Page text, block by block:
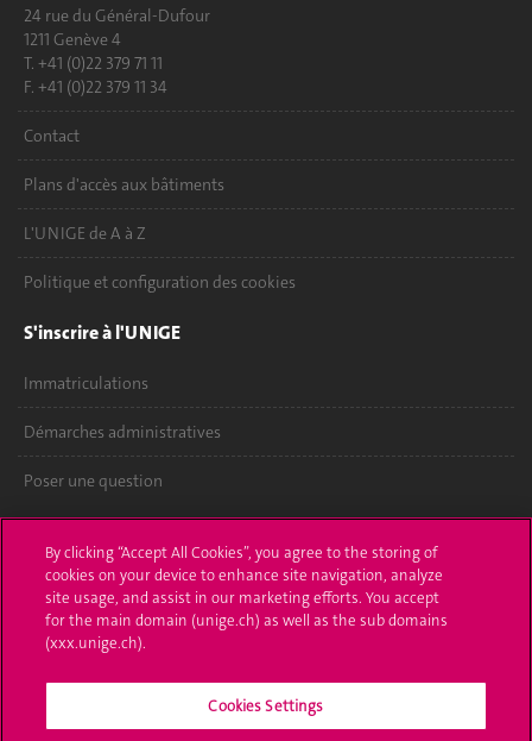
24 rue du Général-Dufour
1211 Genève 4
T. +41 (0)22 379 71 11
F. +41 (0)22 379 11 34
Contact
Plans d'accès aux bâtiments
L'UNIGE de A à Z
Politique et configuration des cookies
S'inscrire à l'UNIGE
Immatriculations
Démarches administratives
Poser une question
UNIGE Mobile
Médias
Offres d'emploi
Bibliothèque
By clicking “Accept All Cookies”, you agree to the storing of
cookies on your device to enhance site navigation, analyze
site usage, and assist in our marketing efforts. You accept
for the main domain (unige.ch) as well as the sub domains
(xxx.unige.ch).
Cookies Settings